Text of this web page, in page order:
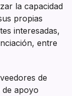
la capacidad
propias
interesadas,
entre
de
apoyo